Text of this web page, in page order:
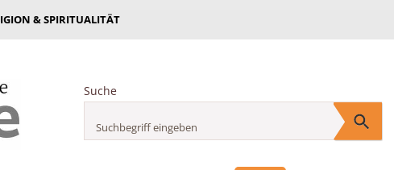
& SPIRITUALITÄT
Suche